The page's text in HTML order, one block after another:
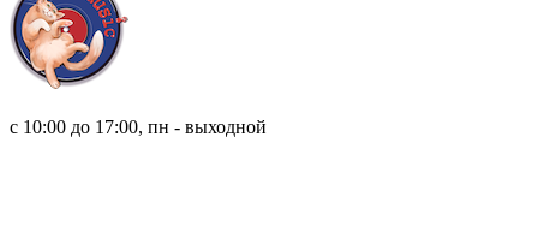
с 10:00 до 17:00, пн - выходной